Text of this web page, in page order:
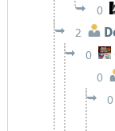
0
2
0
0
0